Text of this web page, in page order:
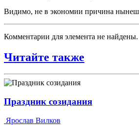
Видимо, не в экономии причина
Комментарии для элемента не найдены.
Читайте также
Праздник созидания
Ярослав Вилков